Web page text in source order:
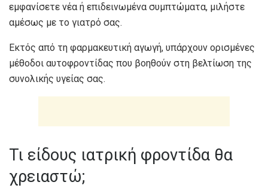
εμφανίσετε νέα ή επιδεινωμένα συμπτώματα, μιλήστε
αμέσως με το γιατρό σας.
Εκτός από τη φαρμακευτική αγωγή, υπάρχουν ορισμένες
μέθοδοι αυτοφροντίδας που βοηθούν στη βελτίωση της
συνολικής υγείας σας.
Τι είδους ιατρική φροντίδα θα
χρειαστώ;